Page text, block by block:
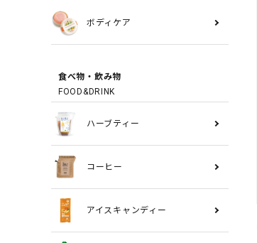
ボディケア
食べ物・飲み物
FOOD&DRINK
ハーブティー
コーヒー
アイスキャンディー